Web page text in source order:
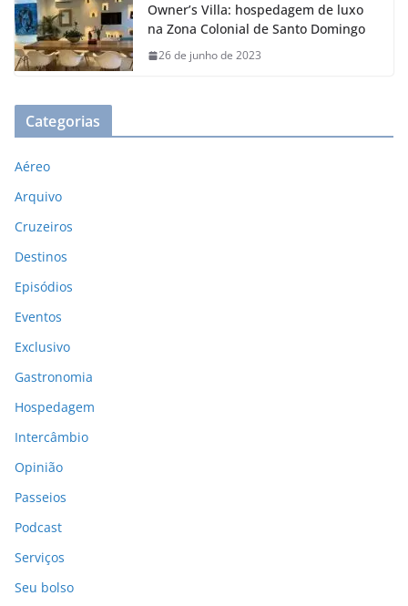
Owner’s Villa: hospedagem de luxo
na Zona Colonial de Santo Domingo
26 de junho de 2023
Categorias
Aéreo
Arquivo
Cruzeiros
Destinos
Episódios
Eventos
Exclusivo
Gastronomia
Hospedagem
Intercâmbio
Opinião
Passeios
Podcast
Serviços
Seu bolso